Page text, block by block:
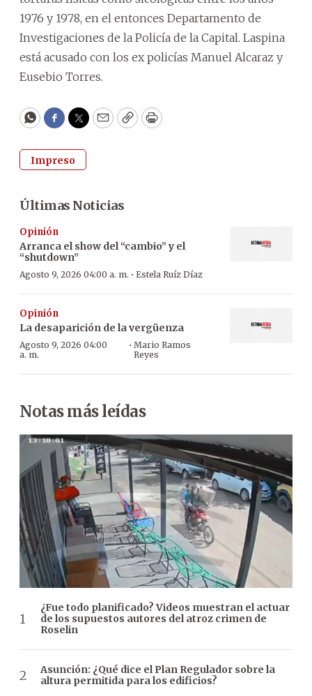
1976 y 1978, en el entonces Departamento de
Investigaciones de la Policía de la Capital. Laspina
está acusado con los ex policías Manuel Alcaraz y
Eusebio Torres.
WhatsApp
Facebook
Twitter
EmailCopyPrint
Impreso
Últimas Noticias
Opinión
Arranca el show del “cambio” y el
“shutdown”
Agosto 9, 2026 04:00 a. m. · Estela Ruíz Díaz
Opinión
La desaparición de la vergüenza
Agosto 9, 2026 04:00
a. m.
· Mario Ramos
Reyes
Notas más leídas
¿Fue todo planificado? Videos muestran el actuar
de los supuestos autores del atroz crimen de
Roselin
Asunción: ¿Qué dice el Plan Regulador sobre la
altura permitida para los edificios?